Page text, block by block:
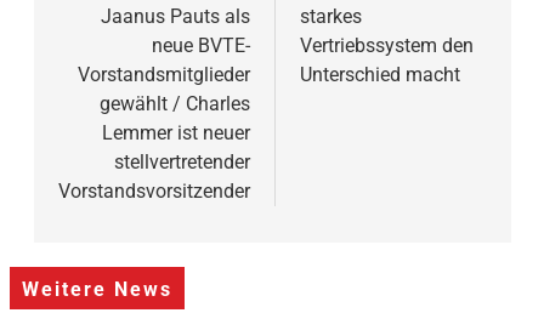
Jaanus Pauts als
neue BVTE-
Vorstandsmitglieder
gewählt / Charles
Lemmer ist neuer
stellvertretender
Vorstandsvorsitzender
starkes
Vertriebssystem den
Unterschied macht
Weitere News